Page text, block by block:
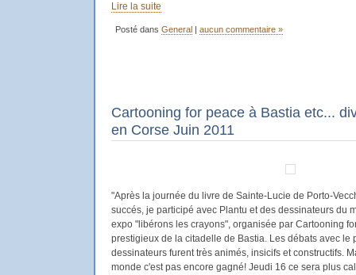
Lire la suite
Posté dans General | aucun commentaire »
Cartooning for peace à Bastia etc...
en Corse Juin 2011
"Après la journée du livre de Sainte-Lucie de Porto-
succés, je participé avec Plantu et des dessinateurs du
expo "libérons les crayons", organisée par Cartooning
prestigieux de la citadelle de Bastia. Les débats avec le
dessinateurs furent très animés, insicifs et constructifs.
monde c'est pas encore gagné! Jeudi 16 ce sera plus